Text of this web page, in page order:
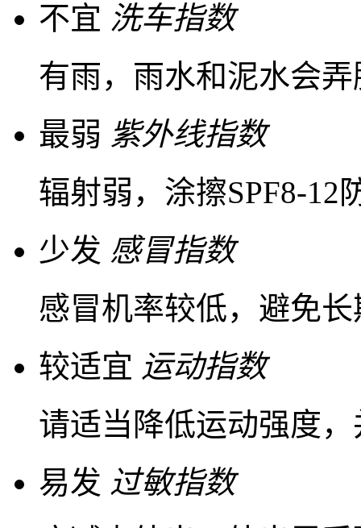
不宜 洗车指数
有雨，雨水和泥水会
最弱 紫外线指数
辐射弱，涂擦SPF8-12
少发 感冒指数
感冒机率较低，避免
较适宜 运动指数
请适当降低运动强度
易发 过敏指数